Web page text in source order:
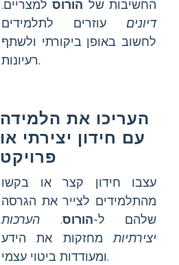
החשיבות של הורוסלמצריים.
דיונים עוזרים לתלמידים
לחשוב באופן ביקורתי ולשתף
רעיונות.
העריכו את הלמידה
עם חידון יצירתי או
פרויקט
עצבו חידון קצר או בקשו
מהתלמידים לצייר את הגרסה
שלהם ל-הורוס. הערכות
יצירתיותמחזקות את הידע
ומעודדות ביטוי עצמי.